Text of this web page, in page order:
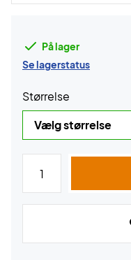
På lager
Se lagerstatus
Størrelse